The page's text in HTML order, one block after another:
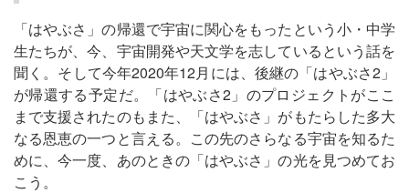
「はやぶさ」の帰還で宇宙に関心をもったという小・中学
生たちが、今、宇宙開発や天文学を志しているという話を
聞く。そして今年2020年12月には、後継の「はやぶさ2」
が帰還する予定だ。「はやぶさ2」のプロジェクトがここ
まで支援されたのもまた、「はやぶさ」がもたらした多大
なる恩恵の一つと言える。この先のさらなる宇宙を知るた
めに、今一度、あのときの「はやぶさ」の光を見つめてお
こう。